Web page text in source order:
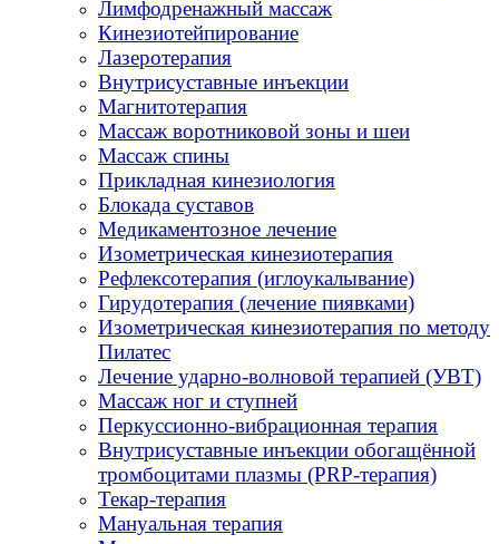
Лимфодренажный массаж
Кинезиотейпирование
Лазеротерапия
Внутрисуставные инъекции
Магнитотерапия
Массаж воротниковой зоны и шеи
Массаж спины
Прикладная кинезиология
Блокада суставов
Медикаментозное лечение
Изометрическая кинезиотерапия
Рефлексотерапия (иглоукалывание)
Гирудотерапия (лечение пиявками)
Изометрическая кинезиотерапия по методу
Пилатес
Лечение ударно-волновой терапией (УВТ)
Массаж ног и ступней
Перкуссионно-вибрационная терапия
Внутрисуставные инъекции обогащённой
тромбоцитами плазмы (PRP-терапия)
Текар-терапия
Мануальная терапия